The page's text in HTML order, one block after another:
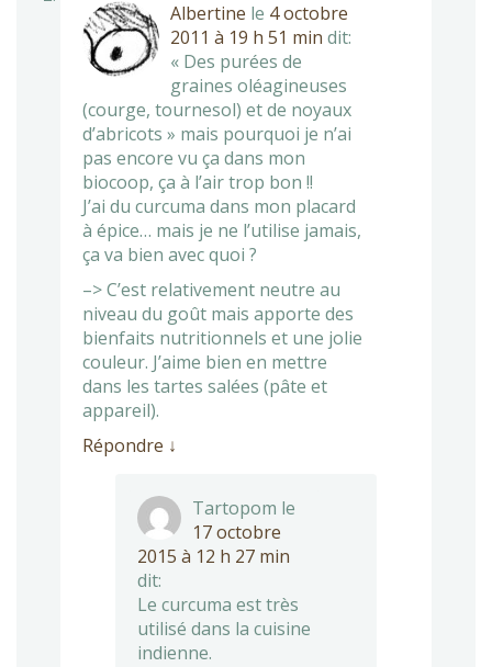
Albertine le 4 octobre
2011 à 19 h 51 min dit:
« Des purées de
graines oléagineuses
(courge, tournesol) et de noyaux
d’abricots » mais pourquoi je n’ai
pas encore vu ça dans mon
biocoop, ça à l’air trop bon !!
J’ai du curcuma dans mon placard
à épice… mais je ne l’utilise jamais,
ça va bien avec quoi ?
–> C’est relativement neutre au
niveau du goût mais apporte des
bienfaits nutritionnels et une jolie
couleur. J’aime bien en mettre
dans les tartes salées (pâte et
appareil).
Répondre ↓
Tartopom le
17 octobre
2015 à 12 h 27 min
dit:
Le curcuma est très
utilisé dans la cuisine
indienne.